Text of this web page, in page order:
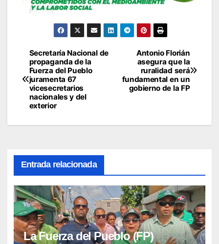
Navegación
de
entradas
Antonio Florián
asegura que la
ruralidad será
fundamental en un
gobierno de la FP
Secretaría Nacional de
propaganda de la
Fuerza del Pueblo
juramenta 67
vicesecretarios
nacionales y del
exterior
Entrada relacionada
La Fuerza del Pueblo (FP)